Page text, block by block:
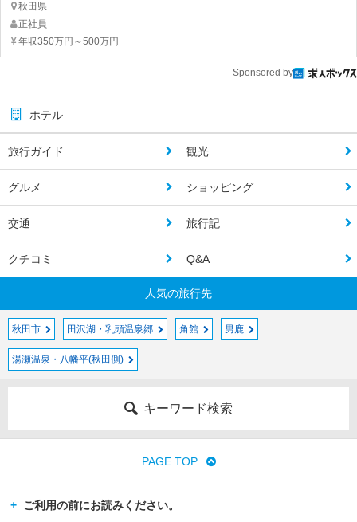
秋田県
正社員
年収350万円～500万円
Sponsored by
ホテル
旅行ガイド 観光
グルメ ショッピング
交通 旅行記
クチコミ Q&A
人気の旅行先
秋田市 田沢湖・乳頭温泉郷 角館 男鹿
湯瀬温泉・八幡平(秋田側)
キーワード検索
PAGE TOP
ご利用の前にお読みください。